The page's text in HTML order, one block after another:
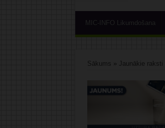
MIC-INFO Likumdošana
Sākums » Jaunākie raksti